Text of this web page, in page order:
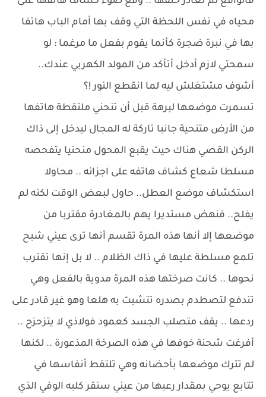
محياه في نفس اللحظة التي وقف بها أمام الباب هاتفا
بها في نبرة ضجرة كأنما يقوم بفعل ما مرغما : لو
سمحتي لازم أدخل أتأكد من المولد الكهربي عندك..
أشوف مشتغلش ليه لما انقطع النور !؟
تسمرت موضعها لبرهة قبل أن تنحني ملتقطة هاتفها
من الأرض متنحية جانبا تاركة له المجال ليدخل إلى ذاك
الركن القصي هناك حيث يقبع المحول منحنيا يتفحصه
مسلطا شعاع كشاف هاتفه على اجزائه .. محاولا
استكشاف موضع العطل.. حاول لبعض الوقت لكنه لم
يفلح.. فنهض مستديرا يهم بالمغادرة مقتربا من
موضعها إلا أنها هذه المرة تقسم أنها ترى عيني شبح
تلمع مسلطة عليها في ذاك الظلام .. لا بل إنها تقترب
نحوها .. كانت صرختها هذه المرة مدوية بالفعل وهي
تندفع لتصطدم بصدره تتشبث به هلعا وهو غير قادر على
ردعها .. يقف متصلب الجسد كعمود فولاذي لا يتزحزح ..
أفرغت شحنة خوفها في هذه الصرخة المذعورة .. لكنها
لم تترك موضعها بأحضانه وهي تلتقط أنفاسها في
تتابع يوحي بمقدار رعبها من عيني سنقر كلبه الوفي الذي